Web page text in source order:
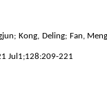
Kong, Deling; Fan,
Jul1;128:209-221